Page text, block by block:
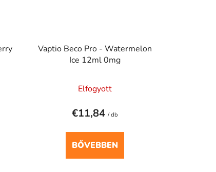
Vaptio Beco Pro - Watermelon
Ice 12ml 0mg
Elfogyott
€11,84 / db
BŐVEBBEN